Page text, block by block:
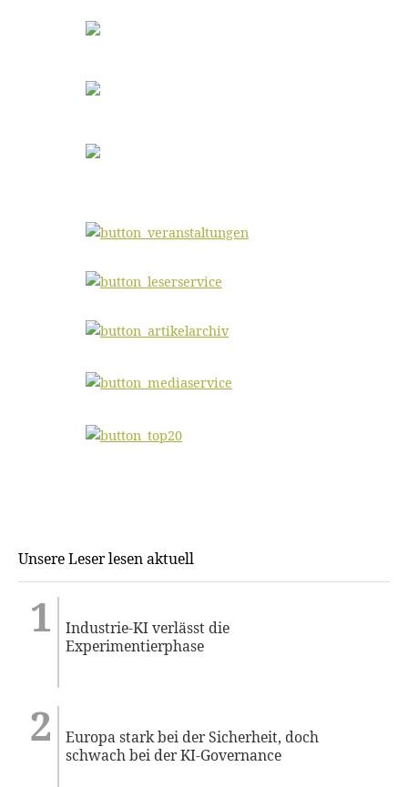
Unsere Leser lesen aktuell
Industrie-KI verlässt die
Experimentierphase
Europa stark bei der Sicherheit, doch
schwach bei der KI-Governance